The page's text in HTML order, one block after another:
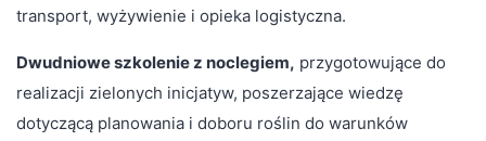
transport, wyżywienie i opieka logistyczna.
Dwudniowe szkolenie z noclegiem, przygotowujące do
realizacji zielonych inicjatyw, poszerzające wiedzę
dotyczącą planowania i doboru roślin do warunków